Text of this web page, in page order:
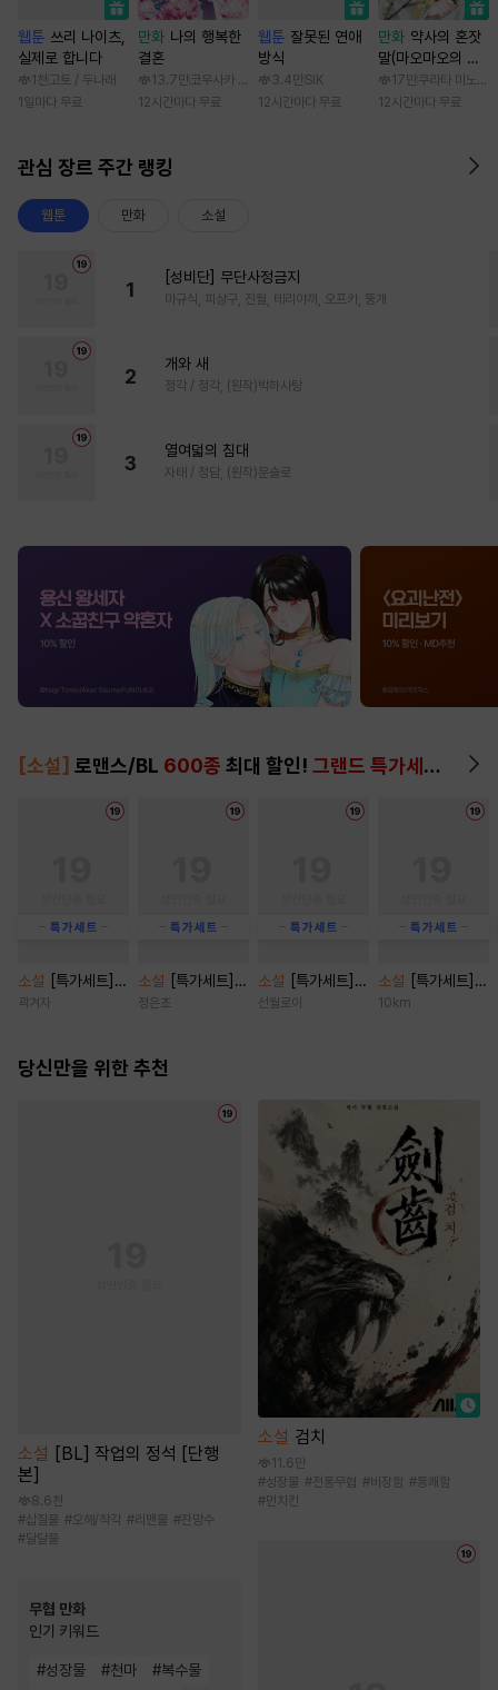
웹툰 쓰리 나이츠,
실제로 합니다
1천 고토 / 두나래
1일마다 무료
만화 나의 행복한
결혼
13.7만 코우사카 리토 / 아기토기 아쿠미
12시간마다 무료
웹툰 잘못된 연애
방식
3.4만 SIK
12시간마다 무료
만화 약사의 혼잣
말(마오마오의 후
궁 수수께끼 풀이
수첩)
17만 쿠라타 미노지
12시간마다 무료
관심 장르 주간 랭킹
웹툰 만화 소설
1
[성비단] 무단사정금지
마규식, 피상구, 진월, 테리야끼, 오프카, 뚱개
2
개와 새
정각 / 정각, (원작)박하사탕
3
열여덟의 침대
자태 / 청담, (원작)문슬로
[소설] 로맨스/BL 600종 최대 할인! 그랜드 특가세트
소설
[특가세트]
브로큰 로망스 클
곽겨자
소설
[특가세트]
광애록 [단행본]
정은초
소설
[특가세트]
주인마님의 또 다
선월로이
소설
[특가세트]
[BL] 노 다웃(No
10km
당신만을 위한 추천
소설 [BL] 작업의 정석 [단행
본]
8.6천
#삽질물 #오해/착각 #리맨물 #잔망수
#달달물
무협 만화
인기 키워드
#성장물 #천마 #복수물
소설 검치
11.6만
#성장물 #전통무협 #비장함 #통쾌함
#먼치킨